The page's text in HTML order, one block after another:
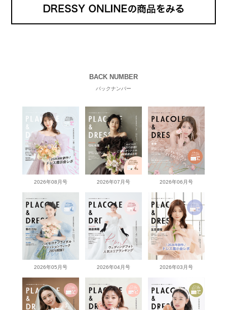
BACK NUMBER
バックナンバー
2026年08月号 2026年07月号 2026年06月号
2026年05月号 2026年04月号 2026年03月号